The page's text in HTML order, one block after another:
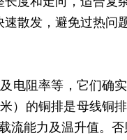
散发，避免过热问题
电阻率等，它们确
）的铜排是母线铜
能力及温升值。否